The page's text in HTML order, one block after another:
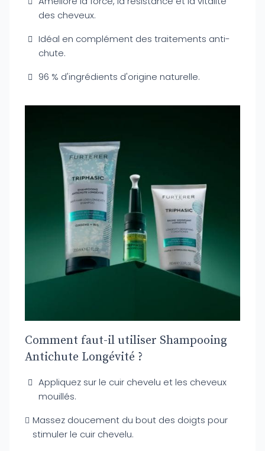
des cheveux.
Idéal en complément des traitements anti-
chute.
96 % d'ingrédients d'origine naturelle.
Comment faut-il utiliser Shampooing
Antichute Longévité ?
Appliquez sur le cuir chevelu et les cheveux
mouillés.
Massez doucement du bout des doigts pour
stimuler le cuir chevelu.